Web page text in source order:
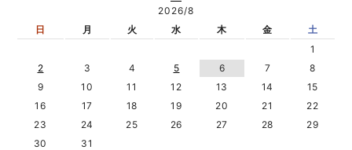
2026/8
日
月 火 水 木 金
土
1
2
3 4 5 6 7
8
9
10 11 12 13 14
15
16
17 18 19 20 21
22
23
24 25 26 27 28
29
30
31